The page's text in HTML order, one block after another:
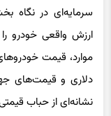
سرمایه‌ای در نگاه
ارزش واقعی خودرو
موارد، قیمت
دلاری و قیمت‌های
نشانه‌ای از حباب